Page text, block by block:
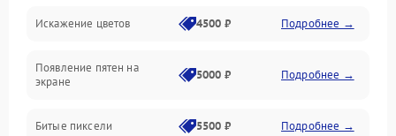
Звук и аудиосистема
Сигнал и приём каналов
Искажение цветов 4500 ₽ Подробнее →
Появление пятен на
экране
5000 ₽ Подробнее →
Битые пиксели 5500 ₽ Подробнее →